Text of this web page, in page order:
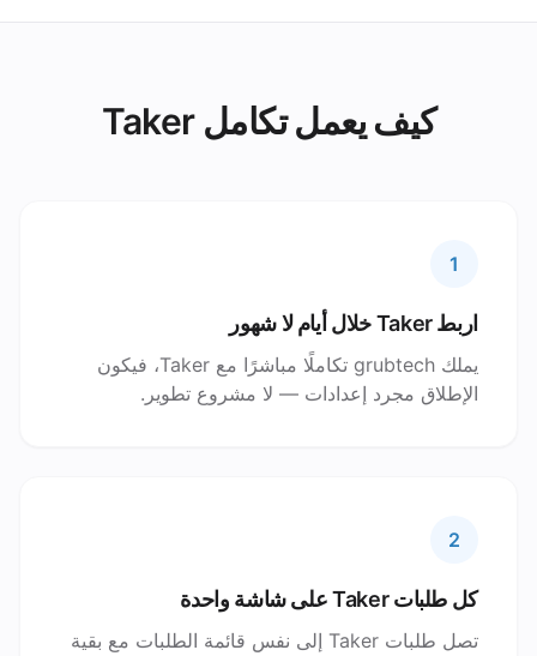
كيف يعمل تكامل Taker
1
اربط Taker خلال أيام لا شهور
يملك grubtech تكاملًا مباشرًا مع Taker، فيكون
الإطلاق مجرد إعدادات — لا مشروع تطوير.
2
كل طلبات Taker على شاشة واحدة
تصل طلبات Taker إلى نفس قائمة الطلبات مع بقية